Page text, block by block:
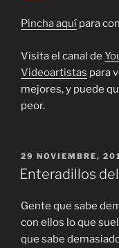
Pincha aquí para
Visita el canal de
Videoartistas para
mejores, y puede
peor.
PUBLICADO
EL
29 NOVIEMBRE,
Enteradillos
Gente que sabe
con ellos lo que
que sabe